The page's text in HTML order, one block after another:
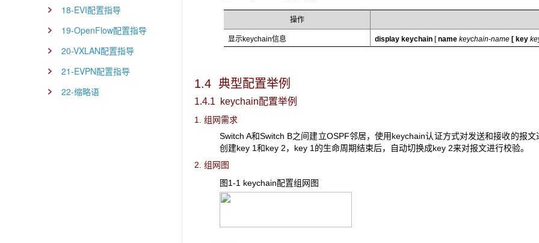
18-EVI配置指导
19-OpenFlow配置指导
20-VXLAN配置指导
21-EVPN配置指导
22-缩略语
操作
显示keychain信息 display keychain [namekeychain-name [ key
1.4 典型配置举例
1.4.1 keychain配置举例
1. 组网需求
Switch A和Switch B之间建立OSPF邻居，使用keychain认证方式对发送和接收的报
创建key 1和key 2，key 1的生命周期结束后，自动切换成key 2来对报文进行校验。
2. 组网图
图1-1 keychain配置组网图